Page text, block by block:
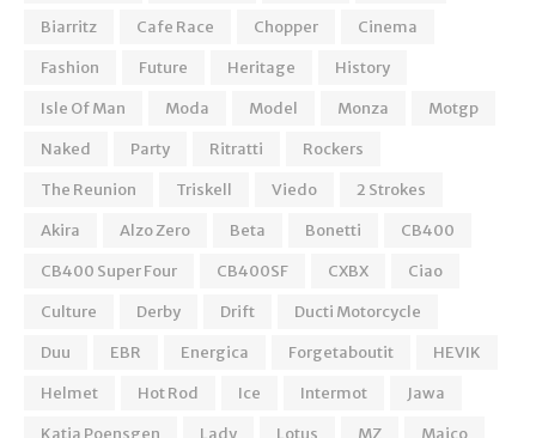
Biarritz
Cafe Race Chopper
Cinema
Fashion
Future Heritage
History
Isle Of Man
Moda Model Monza
Motgp
Naked
Party Ritratti
Rockers
The Reunion
Triskell Viedo
2 Strokes
Akira
Alzo Zero Beta Bonetti
CB400
CB400 Super Four
CB400SF CXBX
Ciao
Culture
Derby Drift
Ducti Motorcycle
Duu
EBR Energica Forgetaboutit
HEVIK
Helmet
Hot Rod Ice Intermot
Jawa
Katja Poensgen
Lady Lotus MZ Maico